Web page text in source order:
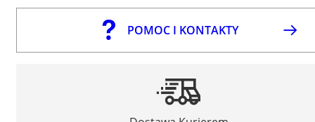
POMOC I KONTAKTY